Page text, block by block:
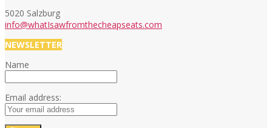
5020 Salzburg
info@whatIsawfromthecheapseats.com
NEWSLETTER
Name
Email address: